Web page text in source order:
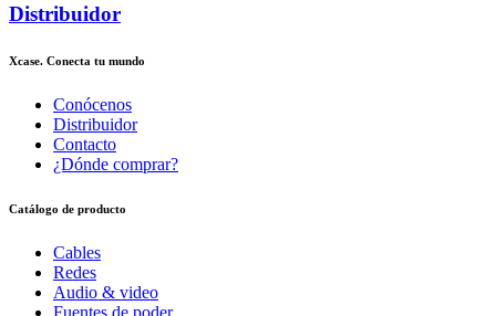
Distribuidor
Xcase. Conecta tu mundo
Conócenos
Distribuidor
Contacto
¿Dónde comprar?
Catálogo de producto
Cables
Redes
Audio & video
Fuentes de poder